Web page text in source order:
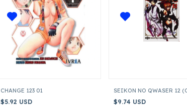
CHANGE 123 01
$5.92 USD
SEIKON NO QWASER 12
$9.74 USD